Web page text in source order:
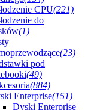
CPU(221)
do
(1)
(23)
pod
(49)
(884)
Enterprise(151)
Dyski Enterprise